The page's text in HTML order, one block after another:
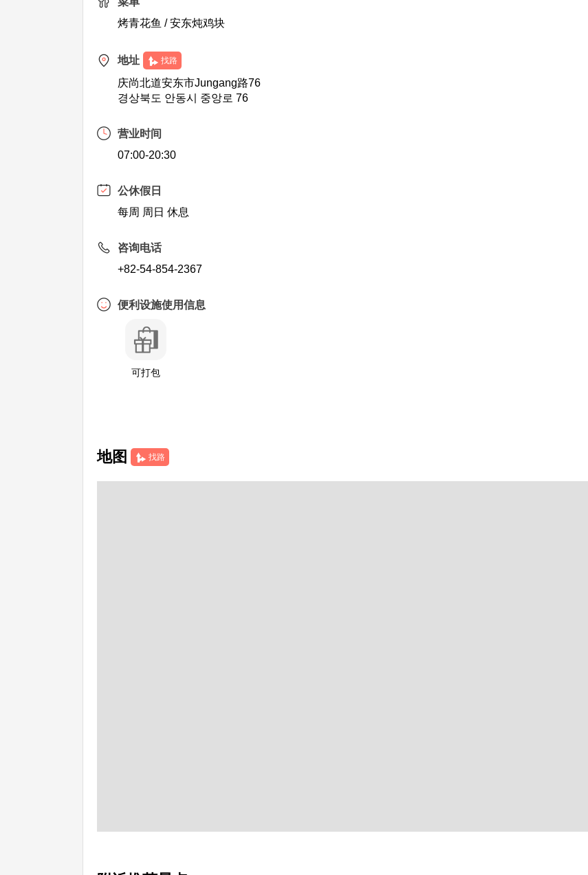
烤青花鱼 / 安东炖鸡块
地址 找路
庆尚北道安东市Jungang路76
경상북도 안동시 중앙로 76
营业时间
07:00-20:30
公休假日
每周 周日 休息
咨询电话
+82-54-854-2367
便利设施使用信息
可打包
地图 找路